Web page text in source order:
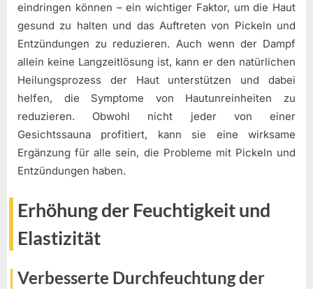
eindringen können – ein wichtiger Faktor, um die Haut
gesund zu halten und das Auftreten von Pickeln und
Entzündungen zu reduzieren. Auch wenn der Dampf
allein keine Langzeitlösung ist, kann er den natürlichen
Heilungsprozess der Haut unterstützen und dabei
helfen, die Symptome von Hautunreinheiten zu
reduzieren. Obwohl nicht jeder von einer
Gesichtssauna profitiert, kann sie eine wirksame
Ergänzung für alle sein, die Probleme mit Pickeln und
Entzündungen haben.
Erhöhung der Feuchtigkeit und
Elastizität
Verbesserte Durchfeuchtung der